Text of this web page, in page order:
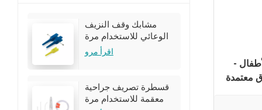
مشابك وقف النزيف
الوعائي للاستخدام مرة
واحدة للجراحة
اقرأ مرو
قسطرة تصريف جراحية
معقمة للاستخدام مرة
-
معتمدة